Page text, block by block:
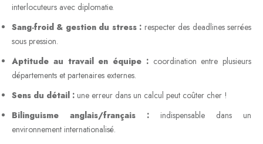
interlocuteurs avec diplomatie.
Sang-froid & gestion du stress : respecter des deadlines serrées
sous pression.
Aptitude au travail en équipe :coordination entre plusieurs
départements et partenaires externes.
Sens du détail : une erreur dans un calcul peut coûter cher !
Bilinguisme anglais/français : indispensable dans un
environnement internationalisé.